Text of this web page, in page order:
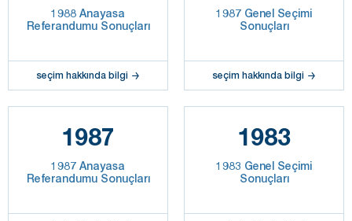
1988 Anayasa
Referandumu Sonuçları
seçim hakkında bilgi
1987 Genel Seçimi
Sonuçları
seçim hakkında bilgi
1987
1987 Anayasa
Referandumu Sonuçları
1983
1983 Genel Seçimi
Sonuçları